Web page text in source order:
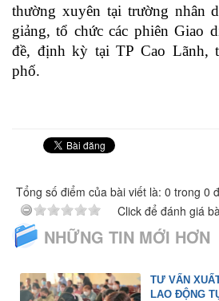
thường xuyên tại trường nhân
giảng, tổ chức các phiên Giao
đề, định kỳ tại TP Cao Lãnh,
phố.
Tổng số điểm của bài viết là: 0 trong 0
Click để đánh giá
NHỮNG TIN MỚI HƠN
TƯ VẤN
LAO ĐỘNG